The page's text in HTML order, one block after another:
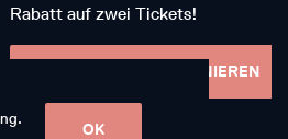
Rabatt auf zwei Tickets!
NEWSLETTER ABONNIEREN
OK